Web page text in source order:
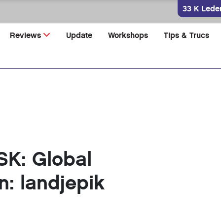
33 K
Reviews Update Workshops Tips & Trucs
Global
landjepik